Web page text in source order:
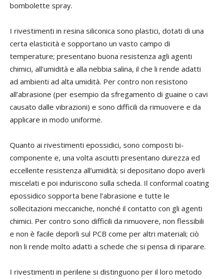
bombolette spray.
I rivestimenti in resina siliconica sono plastici, dotati di una
certa elasticità e sopportano un vasto campo di
temperature; presentano buona resistenza agli agenti
chimici, all’umidità e alla nebbia salina, il che li rende adatti
ad ambienti ad alta umidità. Per contro non resistono
all’abrasione (per esempio da sfregamento di guaine o cavi
causato dalle vibrazioni) e sono difficili da rimuovere e da
applicare in modo uniforme.
Quanto ai rivestimenti epossidici, sono composti bi-
componente e, una volta asciutti presentano durezza ed
eccellente resistenza all’umidità; si depositano dopo averli
miscelati e poi induriscono sulla scheda. Il conformal coating
epossidico sopporta bene l’abrasione e tutte le
sollecitazioni meccaniche, nonché il contatto con gli agenti
chimici. Per contro sono difficili da rimuovere, non flessibili
e non è facile deporli sul PCB come per altri materiali; ciò
non li rende molto adatti a schede che si pensa di riparare.
I rivestimenti in perilene si distinguono per il loro metodo